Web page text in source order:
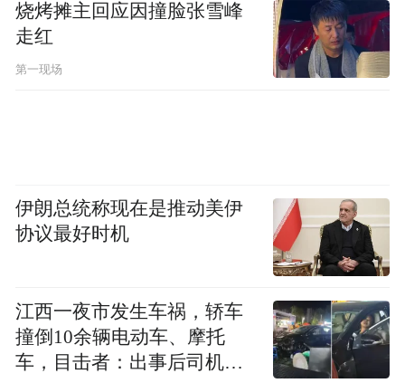
念饮食不是让你当苦行僧，而是让你知道自
己为什么吃，别被情绪牵着鼻子，把饭吃成
系，但别让它变成慢性病。下次当你又想对
着零食袋狂炫时，不妨停10秒，问问自己，
“我是真的需要这口吃的，还是想让情绪有个
地方落脚？”
压力大时，不再靠奶茶续命，而是去楼下跳
烧烤摊主回应因撞脸张雪峰
走红
第一现场
伊朗总统称现在是推动美伊
协议最好时机
江西一夜市发生车祸，轿车
撞倒10余辆电动车、摩托
车，目击者：出事后司机一